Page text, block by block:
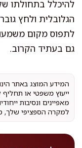
להיכלל בתחולתו
לתפוס מקום
גם בעתיד הקרוב.
המידע המוצג באתר
ייעוץ משפטי או
מאפיינים ונסיבות
למקרה הספציפי שלך,